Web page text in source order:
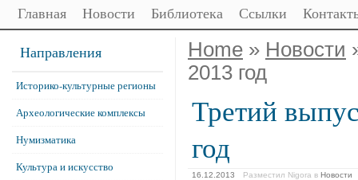
Главная Новости Библиотека Ссылки
Home » Новости
2013 год
Третий
год
16.12.2013 Разместил Nigora в Новости
Направления
Историко-культурные регионы
Археологические комплексы
Нумизматика
Культура и искусство